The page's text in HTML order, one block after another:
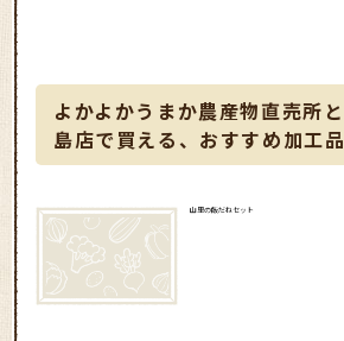
よかよかうまか農産物直売所
島店で買える、おすすめ加工品
山里の飯だねセット